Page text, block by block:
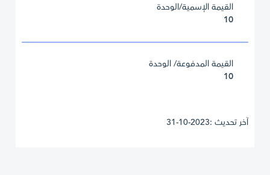
القيمة الإسمية/الوحدة
10
القيمة المدفوعة/ الوحدة
10
آخر تحديث :2023-10-31